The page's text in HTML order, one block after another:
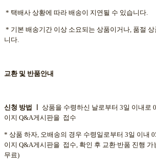
* 택배사 상황에 따라 배송이 지연될 수 있습니다.
* 기본 배송기간 이상 소요되는 상품이거나, 품절
니다.
교환 및 반품안내
신청 방법 ㅣ 상품을 수령하신 날로부터 3일 이내로
이지 Q&A게시판을 접수
* 상품 하자, 오배송의 경우 수령일로부터 3일 이내
이지 Q&A게시판을 접수, 확인 후 교환∙반품 진행
무료)